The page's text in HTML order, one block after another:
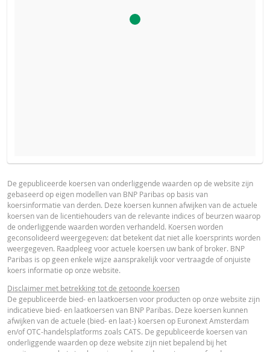
VERWACHTE KOERS VAN DE ONDERLIGGENDE WAARDE
AANTAL PRODUCTEN
PERIODE
ACTUELE BEREKENDE
PROSPECTUS
Nederlands (Nederland) PDF
FINAL TERMS
Nederlands (Nederland)
DEFINITIEVE VOORWAARDEN SAMENVATTING
PRODUCT PROJECTIONS
Some helper text for the product price projections, financial
advised
UNDERLYING PRICE PRICE PROJECTION
De gepubliceerde koersen van onderliggende waarden op de website zijn
gebaseerd op eigen modellen van BNP Paribas op basis van
koersinformatie van derden. Deze koersen kunnen afwijken van de actuele
koersen van de licentiehouders van de relevante indices of beurzen waarop
de onderliggende waarden worden verhandeld. Koersen worden
geconsolideerd weergegeven: dat betekent dat niet alle koersprints worden
weergegeven. Raadpleeg voor actuele koersen uw bank of broker. BNP
Paribas is op geen enkele wijze aansprakelijk voor vertraagde of onjuiste
koers informatie op onze website.
Disclaimer met betrekking tot de getoonde koersen
De gepubliceerde bied- en laatkoersen voor producten op onze website zijn
indicatieve bied- en laatkoersen van BNP Paribas. Deze koersen kunnen
afwijken van de actuele (bied- en laat-) koersen op Euronext Amsterdam
en/of OTC-handelsplatforms zoals CATS. De gepubliceerde koersen van
onderliggende waarden op deze website zijn niet bepalend bij het